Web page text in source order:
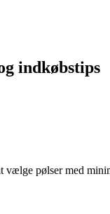
indkøbstips
pølser med